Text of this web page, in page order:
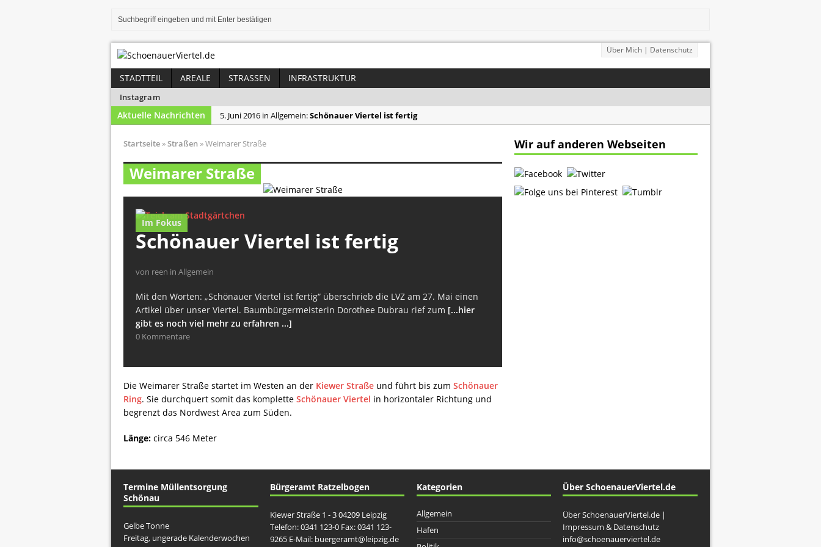
Über Mich | Datenschutz
Stadtteilmagazin von Schönau Leipzig
STADTTEIL AREALE STRASSEN INFRASTRUKTUR
Instagram
Aktuelle Nachrichten 5. Juni 2016 in Allgemein:Schönauer Viertel ist fertig
4. November 2015 in Allgemein:
22. Oktober 2015 in Hafen:Lindenauer Hafen – Grudstücke bereits reserviert
Startseite »Straßen »Weimarer Straße
Weimarer Straße
Im Fokus
Schönauer Viertel ist fertig
von reen in Allgemein
Mit den Worten: „Schönauer Viertel ist fertig“ überschrieb die LVZ am 27. Mai einen
Artikel über unser Viertel. Baumbürgermeisterin Dorothee Dubrau rief zum [...hier
gibt es noch viel mehr zu erfahren ...]
0 Kommentare
Die Weimarer Straße startet im Westen an der Kiewer Straße und führt bis zum Schönauer
Ring. Sie durchquert somit das komplette Schönauer Viertel in horizontaler Richtung und
begrenzt das Nordwest Area zum Süden.
Länge: circa 546 Meter
Wir auf anderen Webseiten
Termine Müllentsorgung
Schönau
Gelbe Tonne
Freitag, ungerade Kalenderwochen
Bürgeramt Ratzelbogen
Kiewer Straße 1 - 3 04209 Leipzig
Telefon: 0341 123-0 Fax: 0341 123-
9265 E-Mail: buergeramt@leipzig.de
Kategorien
Allgemein
Hafen
Über SchoenauerViertel.de
Über SchoenauerViertel.de |
Impressum & Datenschutz
info@schoenauerviertel.de